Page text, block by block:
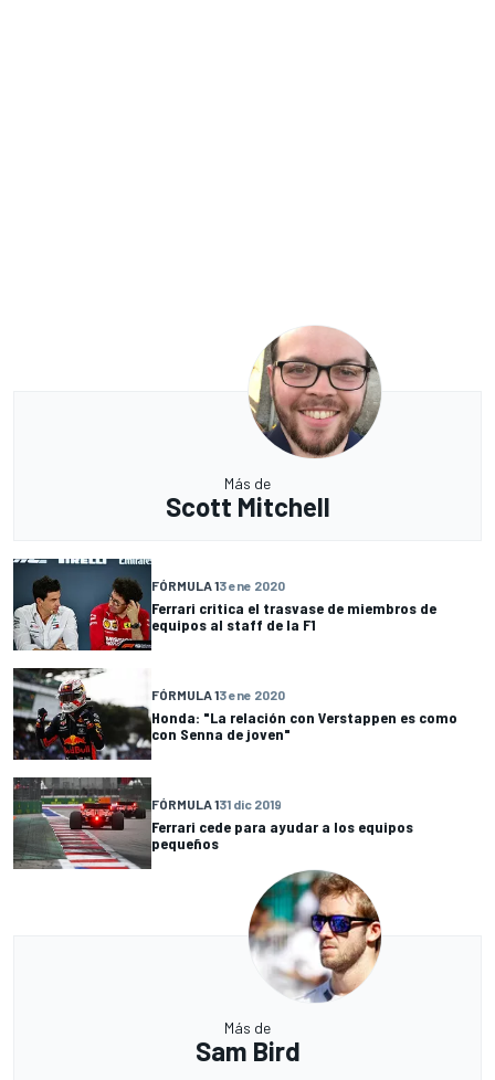
Más de
Scott Mitchell
FÓRMULA 13 ene 2020
Ferrari critica el trasvase de miembros de
equipos al staff de la F1
FÓRMULA 13 ene 2020
Honda: "La relación con Verstappen es como
con Senna de joven"
FÓRMULA 131 dic 2019
Ferrari cede para ayudar a los equipos
pequeños
Más de
Sam Bird